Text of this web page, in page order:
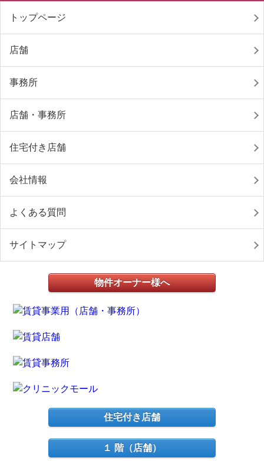
トップページ
店舗
事務所
店舗・事務所
住宅付き店舗
会社情報
よくある質問
サイトマップ
物件オーナー様へ
住宅付き店舗
１ 階（店舗）